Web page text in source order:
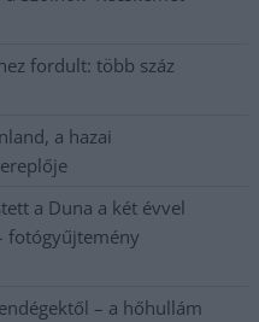
fordult: több száz
a hazai
a Duna a két évvel
fotógyűjtemény
– a hőhullám